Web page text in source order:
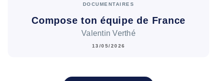
DOCUMENTAIRES
Compose ton équipe de France
Valentin Verthé
13/05/2026